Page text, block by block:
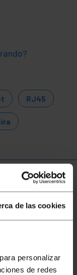
de las cookies
personalizar
de redes
RJ45
6 de
de até 1
de até 250